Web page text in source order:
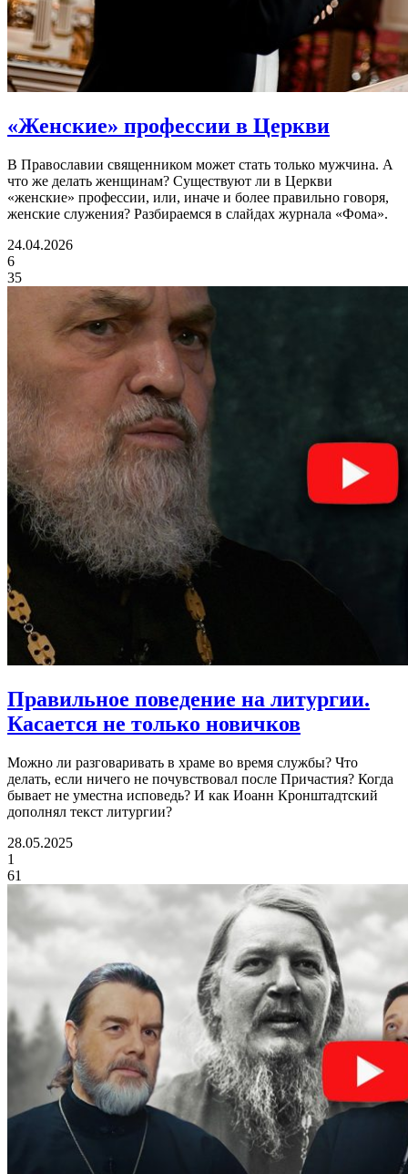
«Женские» профессии в Церкви
В Православии священником может стать только мужчина. А
что же делать женщинам? Существуют ли в Церкви
«женские» профессии, или, иначе и более правильно говоря,
женские служения? Разбираемся в слайдах журнала «Фома».
24.04.2026
6
35
Правильное поведение на литургии.
Касается не только новичков
Можно ли разговаривать в храме во время службы? Что
делать, если ничего не почувствовал после Причастия? Когда
бывает не уместна исповедь? И как Иоанн Кронштадтский
дополнял текст литургии?
28.05.2025
1
61